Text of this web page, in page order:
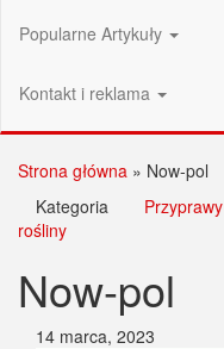
Popularne Artykuły
Kontakt i reklama
Strona główna » Now-pol
Kategoria
Przyprawy
rośliny
Now-pol
14 marca, 2023